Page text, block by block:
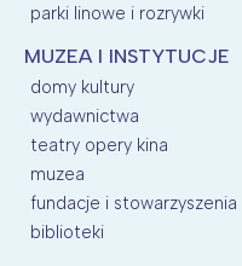
parki linowe i rozrywki
MUZEA I INSTYTUCJE
domy kultury
wydawnictwa
teatry opery kina
muzea
fundacje i stowarzyszenia
biblioteki